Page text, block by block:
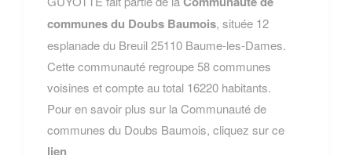
communes du Doubs Baumois, située 12
esplanade du Breuil 25110 Baume-les-Dames.
Cette communauté regroupe 58 communes
voisines et compte au total 16220 habitants.
Pour en savoir plus sur la Communauté de
communes du Doubs Baumois, cliquez sur ce
lien